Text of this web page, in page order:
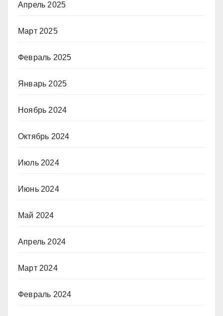
Апрель 2025
Март 2025
Февраль 2025
Январь 2025
Ноябрь 2024
Октябрь 2024
Июль 2024
Июнь 2024
Май 2024
Апрель 2024
Март 2024
Февраль 2024